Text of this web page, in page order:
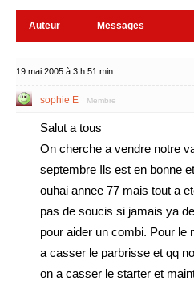
Auteur Messages
19 mai 2005 à 3 h 51 min
sophie E Membre
Salut a tous
On cherche a vendre notre
septembre Ils est en bonne
ouhai annee 77 mais tout a
pas de soucis si jamais ya
pour aider un combi. Pour le
a casser le parbrisse et qq
on a casser le starter et